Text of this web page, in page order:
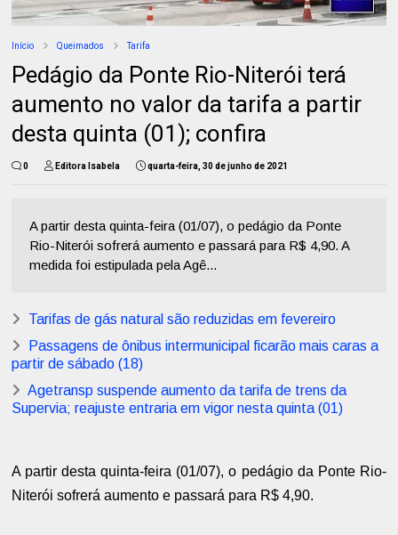
Início Queimados Tarifa
Pedágio da Ponte Rio-Niterói terá
aumento no valor da tarifa a partir
desta quinta (01); confira
0 Editora Isabela quarta-feira, 30 de junho de 2021
A partir desta quinta-feira (01/07), o pedágio da Ponte
Rio-Niterói sofrerá aumento e passará para R$ 4,90. A
medida foi estipulada pela Agê...
Tarifas de gás natural são reduzidas em fevereiro
Passagens de ônibus intermunicipal ficarão mais caras a
partir de sábado (18)
Agetransp suspende aumento da tarifa de trens da
Supervia; reajuste entraria em vigor nesta quinta (01)
A partir desta quinta-feira (01/07), o pedágio da Ponte Rio-
Niterói sofrerá aumento e passará para R$ 4,90.